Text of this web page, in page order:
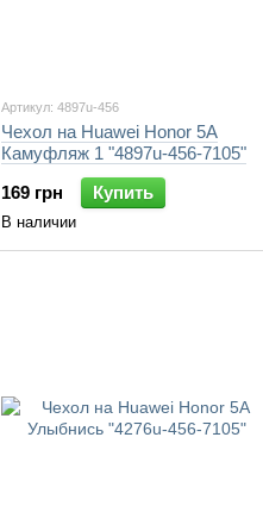
Артикул: 4897u-456
Чехол на Huawei Honor 5A
Камуфляж 1 "4897u-456-7105"
169 грн
Купить
В наличии